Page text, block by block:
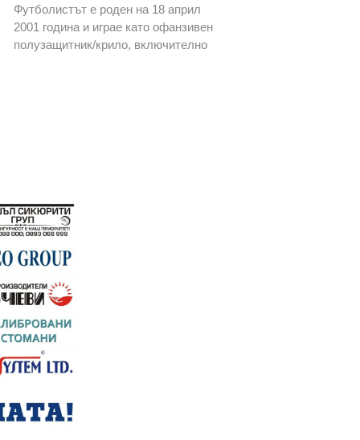
Футболистът е роден на 18 април
2001 година и играе като офанзивен
полузащитник/крило, включително